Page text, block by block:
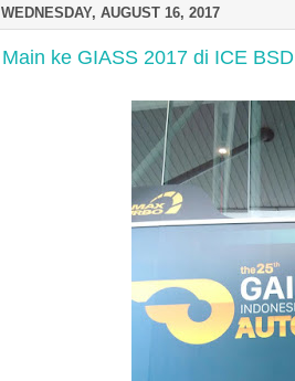
WEDNESDAY, AUGUST 16, 2017
Main ke GIASS 2017 di ICE BSD